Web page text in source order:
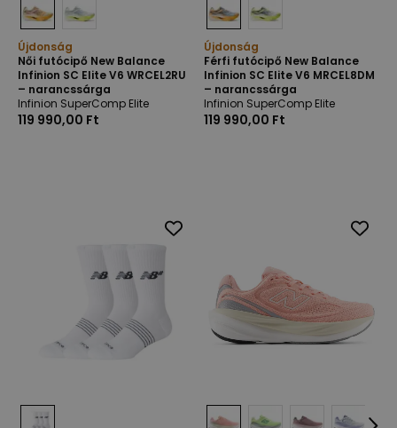
Újdonság
Női futócipő New Balance
Infinion SC Elite V6 WRCEL2RU
– narancssárga
Infinion SuperComp Elite
119 990,00 Ft
Újdonság
Férfi futócipő New Balance
Infinion SC Elite V6 MRCEL8DM
– narancssárga
Infinion SuperComp Elite
119 990,00 Ft